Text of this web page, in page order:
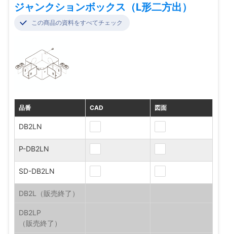
ジャンクションボックス（L形二方出）
この商品の資料をすべてチェック
品番 CAD 図面
DB2LN
P-DB2LN
SD-DB2LN
DB2L
DB2LP